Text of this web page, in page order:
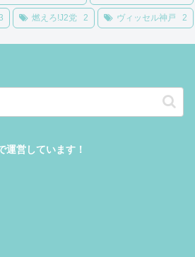
燃えろ!J2党 2 ヴィッセル神戸 2
運営しています！